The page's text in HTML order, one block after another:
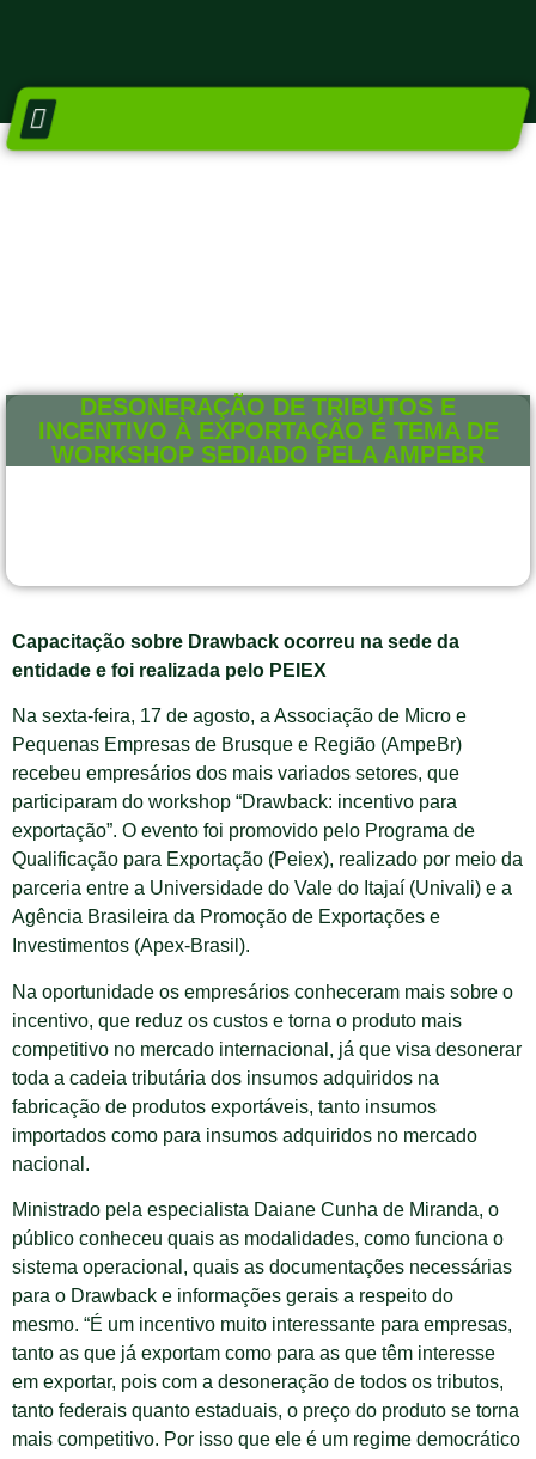
DESONERAÇÃO DE TRIBUTOS E
INCENTIVO À EXPORTAÇÃO É TEMA DE
WORKSHOP SEDIADO PELA AMPEBR
Capacitação sobre Drawback ocorreu na sede da
entidade e foi realizada pelo PEIEX
Na sexta-feira, 17 de agosto, a Associação de Micro e
Pequenas Empresas de Brusque e Região (AmpeBr)
recebeu empresários dos mais variados setores, que
participaram do workshop “Drawback: incentivo para
exportação”. O evento foi promovido pelo Programa de
Qualificação para Exportação (Peiex), realizado por meio da
parceria entre a Universidade do Vale do Itajaí (Univali) e a
Agência Brasileira da Promoção de Exportações e
Investimentos (Apex-Brasil).
Na oportunidade os empresários conheceram mais sobre o
incentivo, que reduz os custos e torna o produto mais
competitivo no mercado internacional, já que visa desonerar
toda a cadeia tributária dos insumos adquiridos na
fabricação de produtos exportáveis, tanto insumos
importados como para insumos adquiridos no mercado
nacional.
Ministrado pela especialista Daiane Cunha de Miranda, o
público conheceu quais as modalidades, como funciona o
sistema operacional, quais as documentações necessárias
para o Drawback e informações gerais a respeito do
mesmo. “É um incentivo muito interessante para empresas,
tanto as que já exportam como para as que têm interesse
em exportar, pois com a desoneração de todos os tributos,
tanto federais quanto estaduais, o preço do produto se torna
mais competitivo. Por isso que ele é um regime democrático